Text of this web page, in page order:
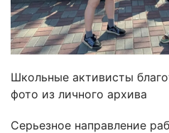
Школьные активисты
фото из личного архива
Серьезное направление